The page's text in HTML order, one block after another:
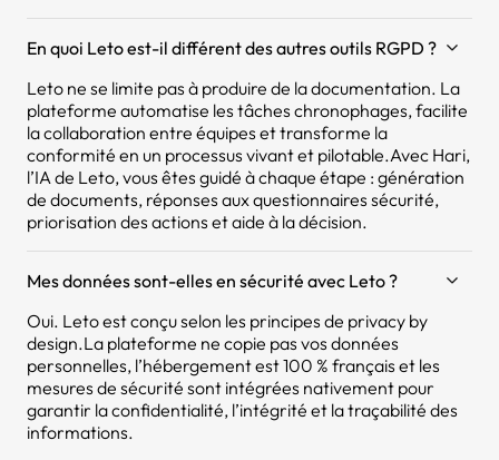
En quoi Leto est-il différent des autres outils RGPD ?
Leto ne se limite pas à produire de la documentation. La
plateforme automatise les tâches chronophages, facilite
la collaboration entre équipes et transforme la
conformité en un processus vivant et pilotable.Avec Hari,
l’IA de Leto, vous êtes guidé à chaque étape : génération
de documents, réponses aux questionnaires sécurité,
priorisation des actions et aide à la décision.
Mes données sont-elles en sécurité avec Leto ?
Oui. Leto est conçu selon les principes de privacy by
design.La plateforme ne copie pas vos données
personnelles, l’hébergement est 100 % français et les
mesures de sécurité sont intégrées nativement pour
garantir la confidentialité, l’intégrité et la traçabilité des
informations.